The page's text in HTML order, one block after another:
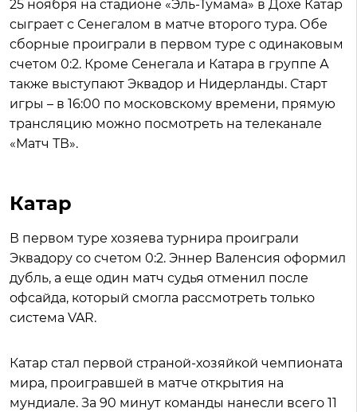
25 ноября на стадионе «Эль-Тумама» в Дохе Катар
сыграет с Сенегалом в матче второго тура. Обе
сборные проиграли в первом туре с одинаковым
счетом 0:2. Кроме Сенегала и Катара в группе А
также выступают Эквадор и Нидерланды. Старт
игры – в 16:00 по московскому времени, прямую
трансляцию можно посмотреть на телеканале
«Матч ТВ».
Катар
В первом туре хозяева турнира проиграли
Эквадору со счетом 0:2. Эннер Валенсия оформил
дубль, а еще один матч судья отменил после
офсайда, который смогла рассмотреть только
система VAR.
Катар стал первой страной-хозяйкой чемпионата
мира, проигравшей в матче открытия на
мундиале. За 90 минут команды нанесли всего 11